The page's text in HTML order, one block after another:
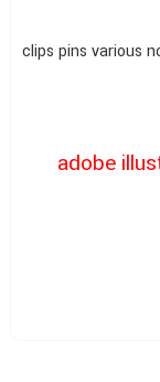
clips pins various
adobe